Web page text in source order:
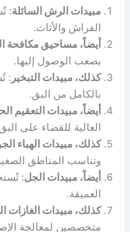
مبيدات الرش السائلة:
الفراش والأثاث.
أيضاً، مساحيق مكافحة
يصعب الوصول إليها.
كذلك، مبيدات التبخير :
بالكامل من البق.
أيضاً، مبيدات التعقيم
العالية للقضاء على
كذلك، مبيدات الهباء
وتناسب المناطق
أيضاً، مبيدات الجل:
العميقة.
كذلك، مبيدات الغازات
متخصصين لمعالجة